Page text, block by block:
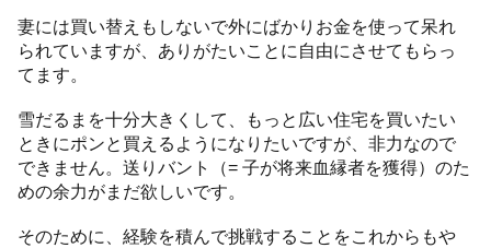
妻には買い替えもしないで外にばかりお金を使って呆れ
られていますが、ありがたいことに自由にさせてもらっ
てます。
雪だるまを十分大きくして、もっと広い住宅を買いたい
ときにポンと買えるようになりたいですが、非力なので
できません。送りバント（= 子が将来血縁者を獲得）のた
めの余力がまだ欲しいです。
そのために、経験を積んで挑戦することをこれからもや